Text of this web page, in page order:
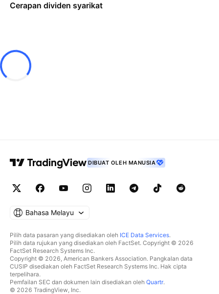
Cerapan dividen syarikat
DIBUAT OLEH MANUSIA
Bahasa Melayu
Pilih data pasaran yang disediakan oleh ICE Data Services.
Pilih data rujukan yang disediakan oleh FactSet. Copyright © 2026
FactSet Research Systems Inc.
Copyright © 2026, American Bankers Association. Pangkalan data
CUSIP disediakan oleh FactSet Research Systems Inc. Hak cipta
terpelihara.
Pemfailan SEC dan dokumen lain disediakan oleh Quartr.
© 2026 TradingView, Inc.